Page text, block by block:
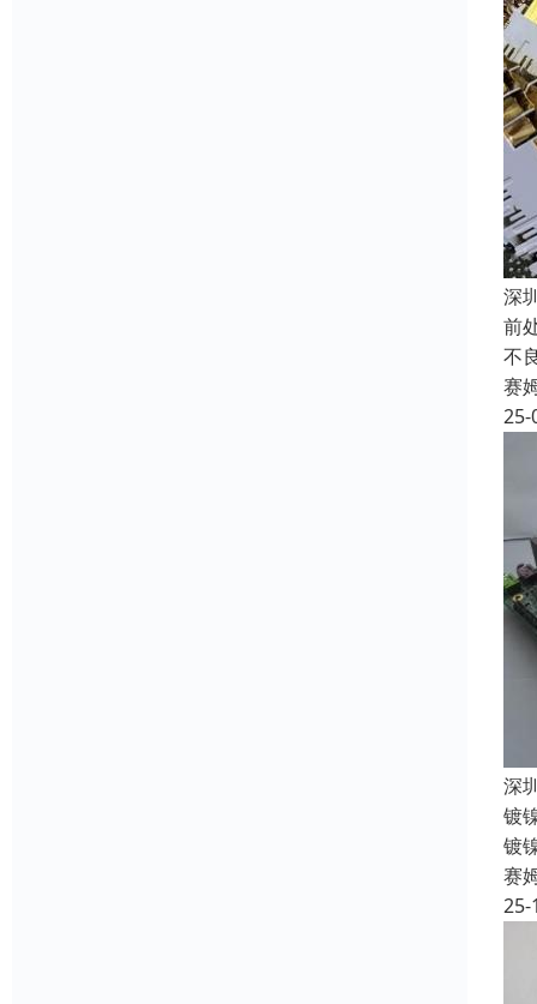
深
前
不
赛
25-
深
镀
镀
赛
25-